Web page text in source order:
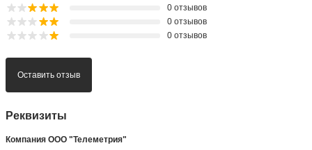
0 отзывов
0 отзывов
0 отзывов
Оставить отзыв
Реквизиты
Компания ООО "Телеметрия"